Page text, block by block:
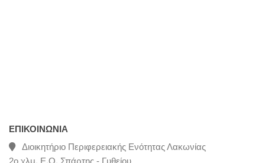
ΕΠΙΚΟΙΝΩΝΊΑ
Διοικητήριο Περιφερειακής Ενότητας Λακωνίας
2ο χλμ. Ε.Ο. Σπάρτης - Γυθείου